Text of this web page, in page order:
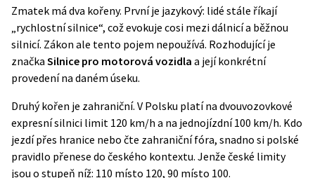
Zmatek má dva kořeny. První je jazykový: lidé stále říkají
„rychlostní silnice“, což evokuje cosi mezi dálnicí a běžnou
silnicí. Zákon ale tento pojem nepoužívá. Rozhodující je
značka Silnice pro motorová vozidla a její konkrétní
provedení na daném úseku.
Druhý kořen je zahraniční. V Polsku platí na dvouvozovkové
expresní silnici limit 120 km/h a na jednojízdní 100 km/h. Kdo
jezdí přes hranice nebo čte zahraniční fóra, snadno si polské
pravidlo přenese do českého kontextu. Jenže české limity
jsou o stupeň níž: 110 místo 120, 90 místo 100.